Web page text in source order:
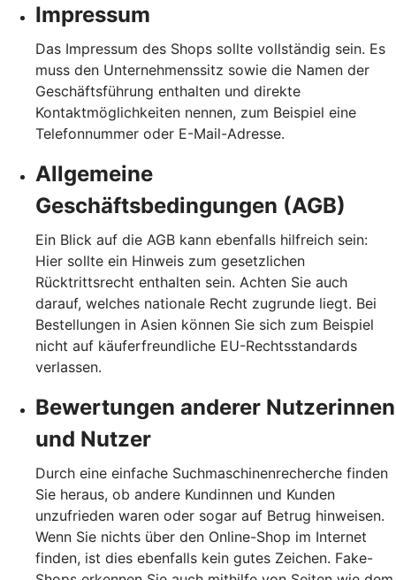
Impressum
Das Impressum des Shops sollte vollständig sein. Es
muss den Unternehmenssitz sowie die Namen der
Geschäftsführung enthalten und direkte
Kontaktmöglichkeiten nennen, zum Beispiel eine
Telefonnummer oder E-Mail-Adresse.
Allgemeine
Geschäftsbedingungen (AGB)
Ein Blick auf die AGB kann ebenfalls hilfreich sein:
Hier sollte ein Hinweis zum gesetzlichen
Rücktrittsrecht enthalten sein. Achten Sie auch
darauf, welches nationale Recht zugrunde liegt. Bei
Bestellungen in Asien können Sie sich zum Beispiel
nicht auf käuferfreundliche EU-Rechtsstandards
verlassen.
Bewertungen anderer Nutzerinnen
und Nutzer
Durch eine einfache Suchmaschinenrecherche finden
Sie heraus, ob andere Kundinnen und Kunden
unzufrieden waren oder sogar auf Betrug hinweisen.
Wenn Sie nichts über den Online-Shop im Internet
finden, ist dies ebenfalls kein gutes Zeichen. Fake-